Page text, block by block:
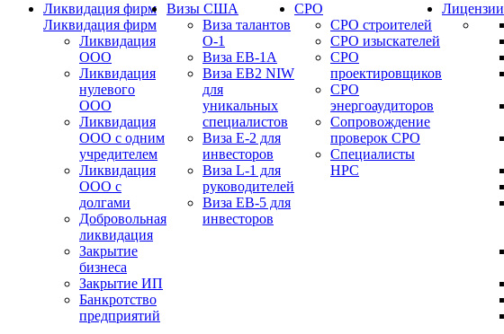
Ликвидация фирм
Ликвидация фирм
Ликвидация
ООО
Ликвидация
нулевого
ООО
Ликвидация
ООО с одним
учредителем
Ликвидация
ООО с
долгами
Добровольная
ликвидация
Закрытие
бизнеса
Закрытие ИП
Банкротство
предприятий
Визы США
Виза талантов
О-1
Виза EB-1A
Виза EB2 NIW
для
уникальных
специалистов
Виза E-2 для
инвесторов
Виза L-1 для
руководителей
Виза EB-5 для
инвесторов
СРО
СРО строителей
СРО изыскателей
СРО
проектировщиков
СРО
энергоаудиторов
Сопровождение
проверок СРО
Специалисты
НРС
Лицензии